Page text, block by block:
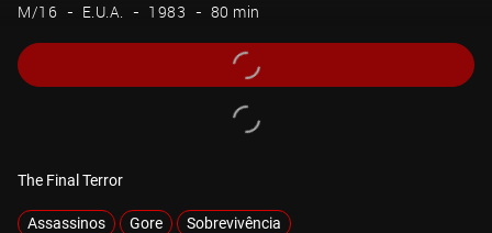
M/16 E.U.A. 1983 80 min
The Final Terror
Assassinos Gore Sobrevivência